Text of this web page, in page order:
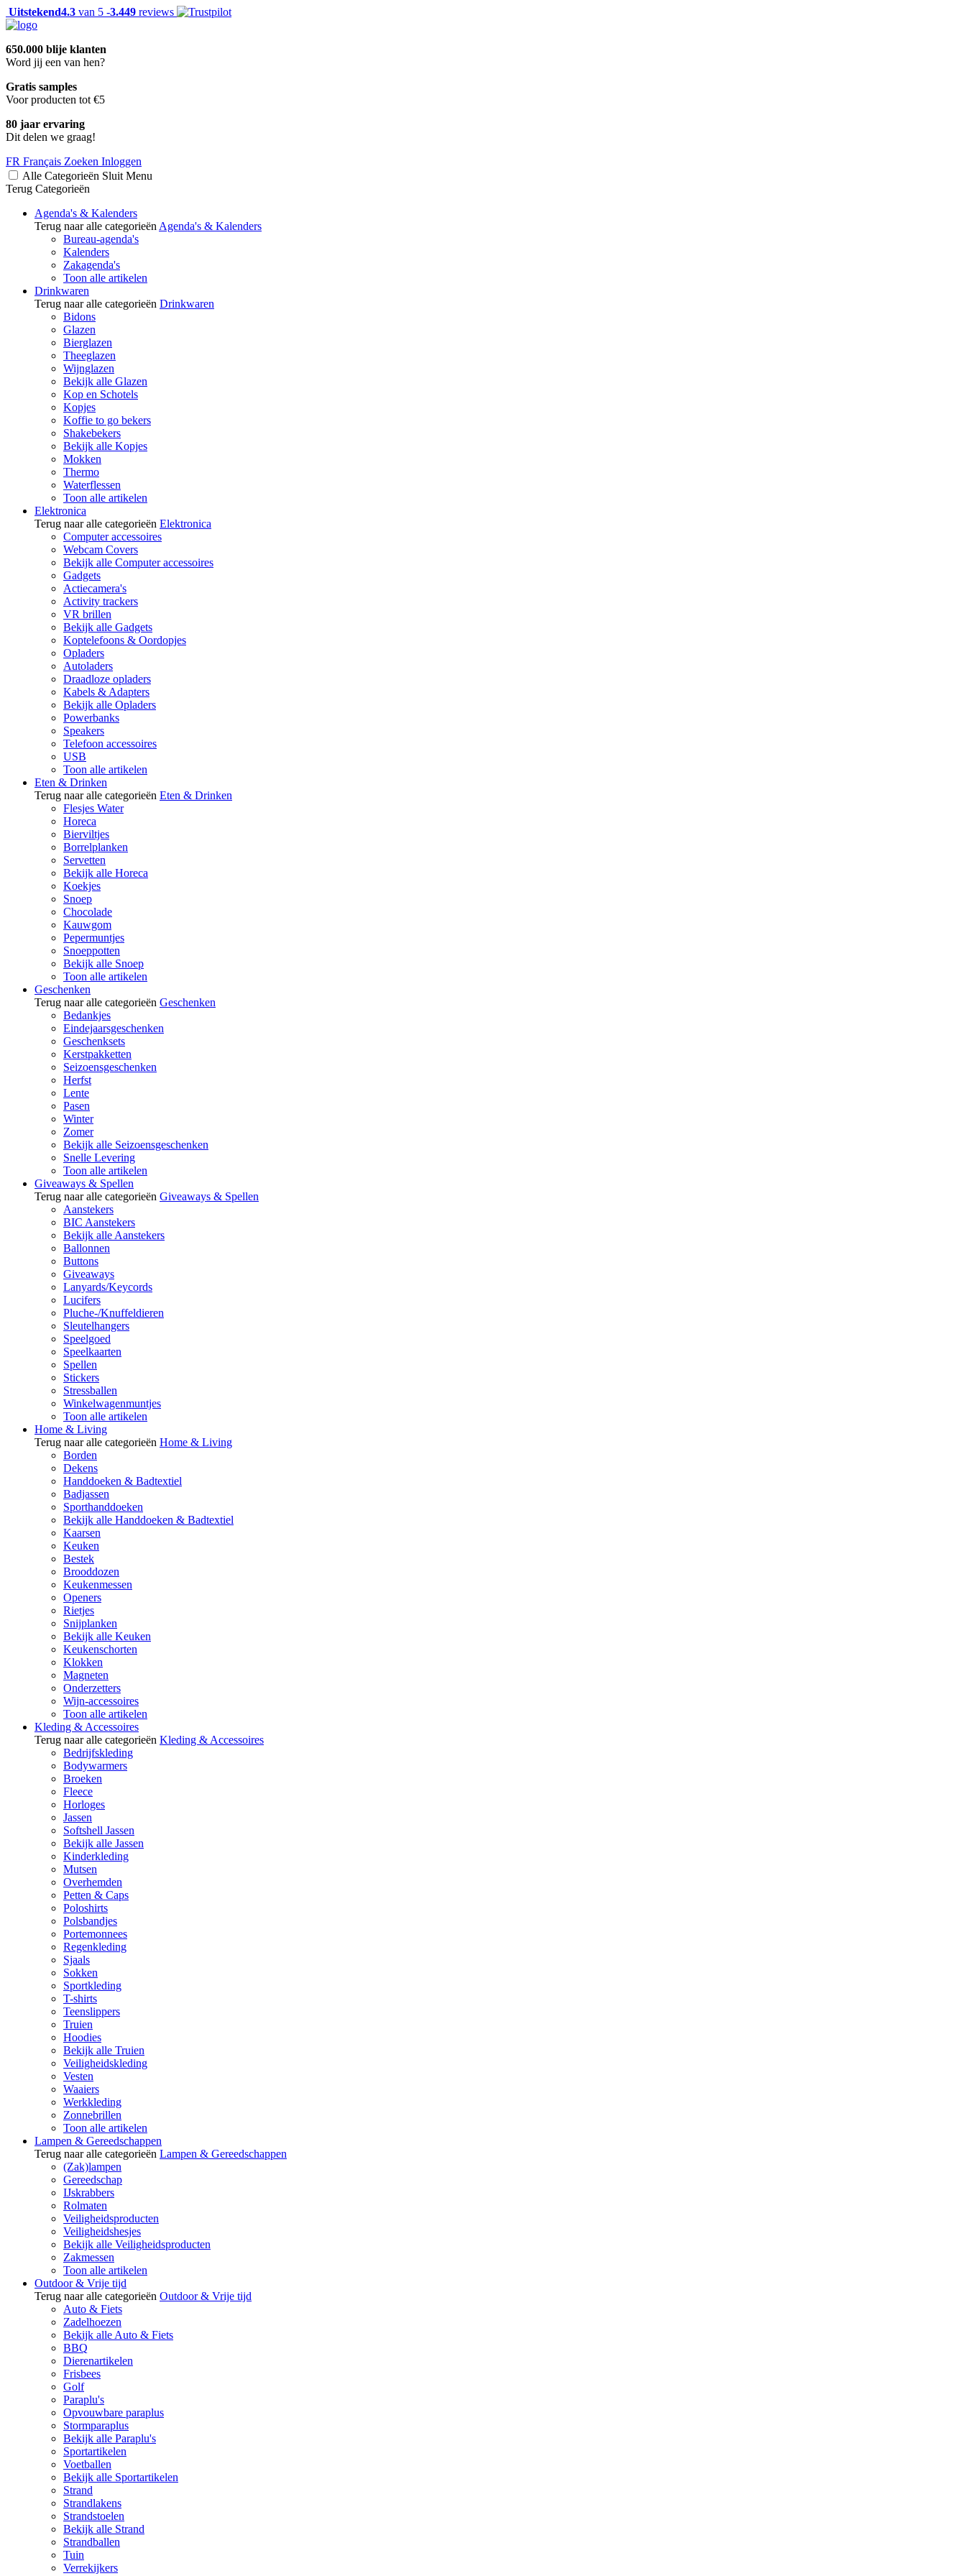
Uitstekend4.3 van 5 -3.449 reviews
650.000 blije klanten
Word jij een van hen?
Gratis samples
Voor producten tot €5
80 jaar ervaring
Dit delen we graag!
FR Français Zoeken Inloggen
Alle Categorieën Sluit Menu
Terug Categorieën
Agenda's & Kalenders
Terug naar alle categorieën Agenda's & Kalenders
Bureau-agenda's
Kalenders
Zakagenda's
Toon alle artikelen
Drinkwaren
Terug naar alle categorieën Drinkwaren
Bidons
Glazen
Bierglazen
Theeglazen
Wijnglazen
Bekijk alle Glazen
Kop en Schotels
Kopjes
Koffie to go bekers
Shakebekers
Bekijk alle Kopjes
Mokken
Thermo
Waterflessen
Toon alle artikelen
Elektronica
Terug naar alle categorieën Elektronica
Computer accessoires
Webcam Covers
Bekijk alle Computer accessoires
Gadgets
Actiecamera's
Activity trackers
VR brillen
Bekijk alle Gadgets
Koptelefoons & Oordopjes
Opladers
Autoladers
Draadloze opladers
Kabels & Adapters
Bekijk alle Opladers
Powerbanks
Speakers
Telefoon accessoires
USB
Toon alle artikelen
Eten & Drinken
Terug naar alle categorieën Eten & Drinken
Flesjes Water
Horeca
Bierviltjes
Borrelplanken
Servetten
Bekijk alle Horeca
Koekjes
Snoep
Chocolade
Kauwgom
Pepermuntjes
Snoeppotten
Bekijk alle Snoep
Toon alle artikelen
Geschenken
Terug naar alle categorieën Geschenken
Bedankjes
Eindejaarsgeschenken
Geschenksets
Kerstpakketten
Seizoensgeschenken
Herfst
Lente
Pasen
Winter
Zomer
Bekijk alle Seizoensgeschenken
Snelle Levering
Toon alle artikelen
Giveaways & Spellen
Terug naar alle categorieën Giveaways & Spellen
Aanstekers
BIC Aanstekers
Bekijk alle Aanstekers
Ballonnen
Buttons
Giveaways
Lanyards/Keycords
Lucifers
Pluche-/Knuffeldieren
Sleutelhangers
Speelgoed
Speelkaarten
Spellen
Stickers
Stressballen
Winkelwagenmuntjes
Toon alle artikelen
Home & Living
Terug naar alle categorieën Home & Living
Borden
Dekens
Handdoeken & Badtextiel
Badjassen
Sporthanddoeken
Bekijk alle Handdoeken & Badtextiel
Kaarsen
Keuken
Bestek
Brooddozen
Keukenmessen
Openers
Rietjes
Snijplanken
Bekijk alle Keuken
Keukenschorten
Klokken
Magneten
Onderzetters
Wijn-accessoires
Toon alle artikelen
Kleding & Accessoires
Terug naar alle categorieën Kleding & Accessoires
Bedrijfskleding
Bodywarmers
Broeken
Fleece
Horloges
Jassen
Softshell Jassen
Bekijk alle Jassen
Kinderkleding
Mutsen
Overhemden
Petten & Caps
Poloshirts
Polsbandjes
Portemonnees
Regenkleding
Sjaals
Sokken
Sportkleding
T-shirts
Teenslippers
Truien
Hoodies
Bekijk alle Truien
Veiligheidskleding
Vesten
Waaiers
Werkkleding
Zonnebrillen
Toon alle artikelen
Lampen & Gereedschappen
Terug naar alle categorieën Lampen & Gereedschappen
(Zak)lampen
Gereedschap
IJskrabbers
Rolmaten
Veiligheidsproducten
Veiligheidshesjes
Bekijk alle Veiligheidsproducten
Zakmessen
Toon alle artikelen
Outdoor & Vrije tijd
Terug naar alle categorieën Outdoor & Vrije tijd
Auto & Fiets
Zadelhoezen
Bekijk alle Auto & Fiets
BBQ
Dierenartikelen
Frisbees
Golf
Paraplu's
Opvouwbare paraplus
Stormparaplus
Bekijk alle Paraplu's
Sportartikelen
Voetballen
Bekijk alle Sportartikelen
Strand
Strandlakens
Strandstoelen
Bekijk alle Strand
Strandballen
Tuin
Verrekijkers